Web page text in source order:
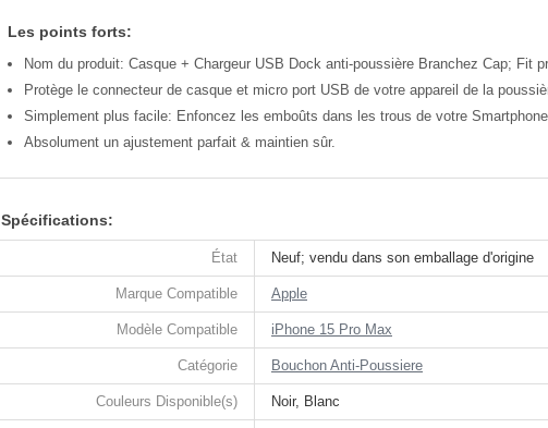
Les points forts:
Nom du produit: Casque + Chargeur USB Dock anti-poussière Branchez Cap; Fit
Protège le connecteur de casque et micro port USB de votre appareil de la
Simplement plus facile: Enfoncez les emboûts dans les trous de votre
Absolument un ajustement parfait & maintien sûr.
Spécifications:
État Neuf; vendu dans son emballage d'origine
Marque Compatible Apple
Modèle Compatible iPhone 15 Pro Max
Catégorie Bouchon Anti-Poussiere
Couleurs Disponible(s) Noir, Blanc